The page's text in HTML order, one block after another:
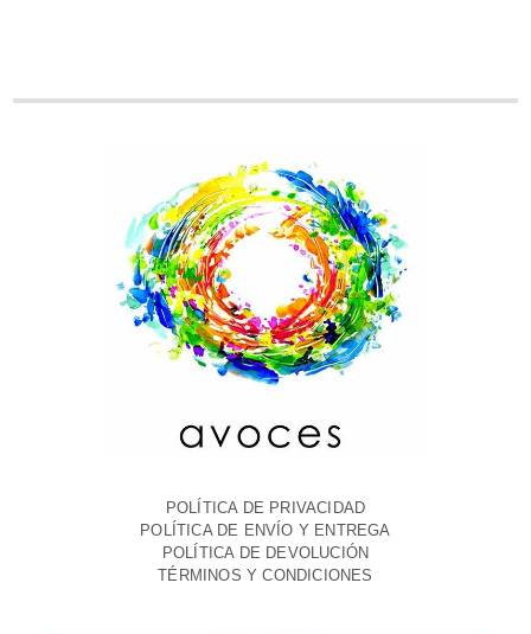
POLÍTICA DE PRIVACIDAD
POLÍTICA DE ENVÍO Y ENTREGA
POLÍTICA DE DEVOLUCIÓN
TÉRMINOS Y CONDICIONES